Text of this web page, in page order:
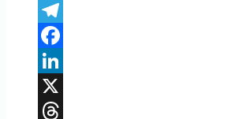
WhatsApp
Telegram
Facebook
LinkedIn
X